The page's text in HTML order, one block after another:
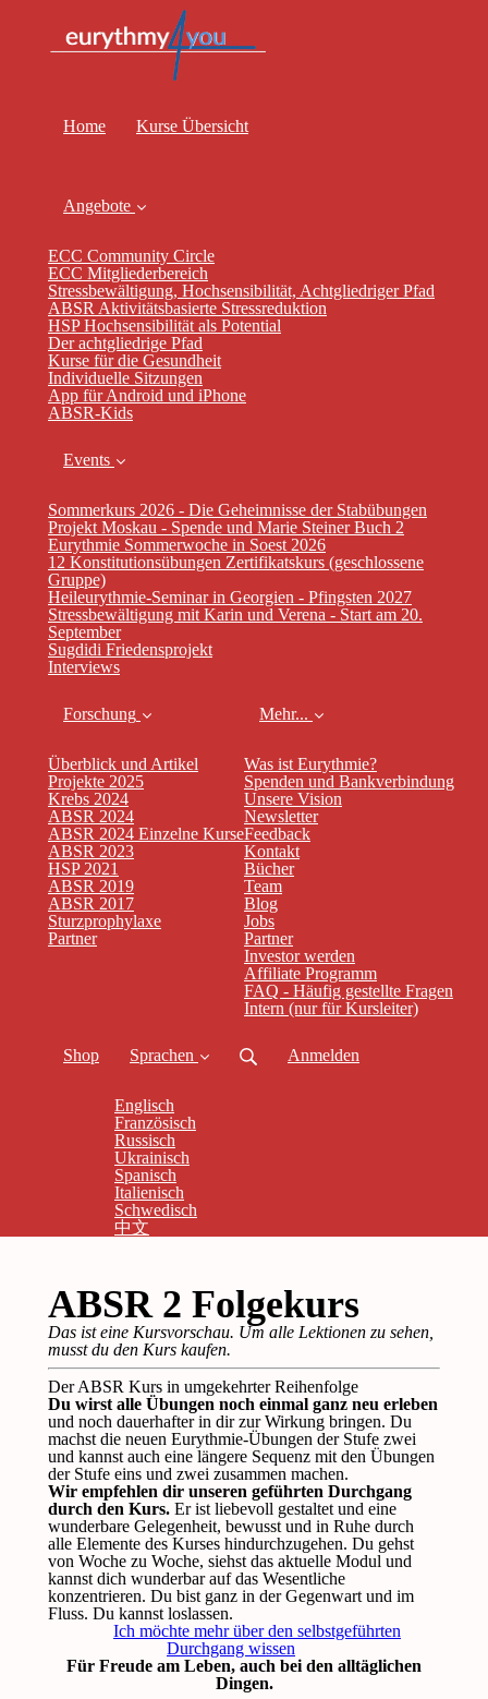
Home Kurse Übersicht
Angebote
ECC Community Circle
ECC Mitgliederbereich
Stressbewältigung, Hochsensibilität, Achtgliedriger Pfad
ABSR Aktivitätsbasierte Stressreduktion
HSP Hochsensibilität als Potential
Der achtgliedrige Pfad
Kurse für die Gesundheit
Individuelle Sitzungen
App für Android und iPhone
ABSR-Kids
Events
Sommerkurs 2026 - Die Geheimnisse der Stabübungen
Projekt Moskau - Spende und Marie Steiner Buch 2
Eurythmie Sommerwoche in Soest 2026
12 Konstitutionsübungen Zertifikatskurs (geschlossene
Gruppe)
Heileurythmie-Seminar in Georgien - Pfingsten 2027
Stressbewältigung mit Karin und Verena - Start am 20.
September
Sugdidi Friedensprojekt
Interviews
Forschung
Überblick und Artikel
Projekte 2025
Krebs 2024
ABSR 2024
ABSR 2024 Einzelne Kurse
ABSR 2023
HSP 2021
ABSR 2019
ABSR 2017
Sturzprophylaxe
Partner
Mehr...
Was ist Eurythmie?
Spenden und Bankverbindung
Unsere Vision
Newsletter
Feedback
Kontakt
Bücher
Team
Blog
Jobs
Partner
Investor werden
Affiliate Programm
FAQ - Häufig gestellte Fragen
Intern (nur für Kursleiter)
Shop Sprachen
Englisch
Französisch
Russisch
Ukrainisch
Spanisch
Italienisch
Schwedisch
中文
Anmelden
ABSR 2 Folgekurs
Das ist eine Kursvorschau. Um alle Lektionen zu sehen,
musst du den Kurs kaufen.
Der ABSR Kurs in umgekehrter Reihenfolge
Du wirst alle Übungen noch einmal ganz neu erleben
und noch dauerhafter in dir zur Wirkung bringen. Du
machst die neuen Eurythmie-Übungen der Stufe zwei
und kannst auch eine längere Sequenz mit den Übungen
der Stufe eins und zwei zusammen machen.
Wir empfehlen dir unseren geführten Durchgang
durch den Kurs. Er ist liebevoll gestaltet und eine
wunderbare Gelegenheit, bewusst und in Ruhe durch
alle Elemente des Kurses hindurchzugehen. Du gehst
von Woche zu Woche, siehst das aktuelle Modul und
kannst dich wunderbar auf das Wesentliche
konzentrieren. Du bist ganz in der Gegenwart und im
Fluss. Du kannst loslassen.
Ich möchte mehr über den selbstgeführten
Durchgang wissen
Für Freude am Leben, auch bei den alltäglichen
Dingen.